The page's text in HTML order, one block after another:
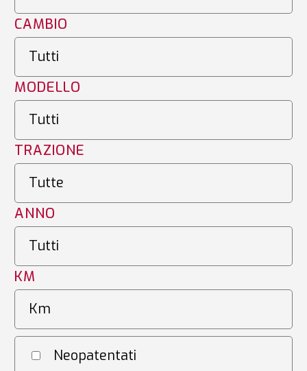
CAMBIO
MODELLO
TRAZIONE
ANNO
KM
Neopatentati